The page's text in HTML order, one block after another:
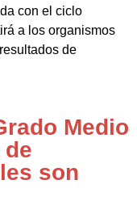
con el ciclo
a los organismos
de
Medio
son